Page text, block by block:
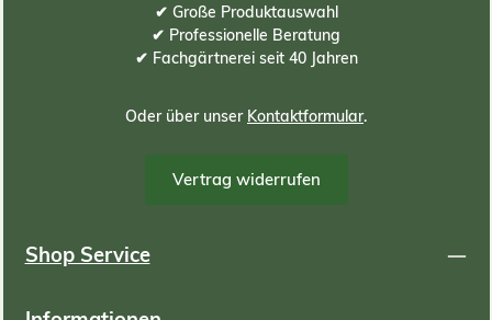
✔ Große Produktauswahl
✔ Professionelle Beratung
✔ Fachgärtnerei seit 40 Jahren
Oder über unser Kontaktformular.
Vertrag widerrufen
Shop Service